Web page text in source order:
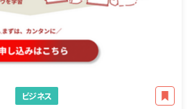
ビジネス